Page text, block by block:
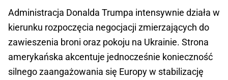
Administracja Donalda Trumpa intensywnie działa w
kierunku rozpoczęcia negocjacji zmierzających do
zawieszenia broni oraz pokoju na Ukrainie. Strona
amerykańska akcentuje jednocześnie konieczność
silnego zaangażowania się Europy w stabilizację